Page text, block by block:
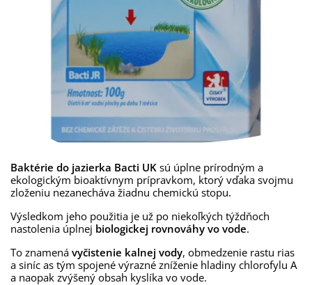
Baktérie do jazierka Bacti UK sú úplne prírodným a
ekologickým bioaktívnym prípravkom, ktorý vďaka svojmu
zloženiu nezanecháva žiadnu chemickú stopu.
Výsledkom jeho použitia je už po niekoľkých týždňoch
nastolenia úplnej biologickej rovnováhy vo vode.
To znamená vyčistenie kalnej vody, obmedzenie rastu rias
a siníc as tým spojené výrazné zníženie hladiny chlorofylu A
a naopak zvýšený obsah kyslíka vo vode.